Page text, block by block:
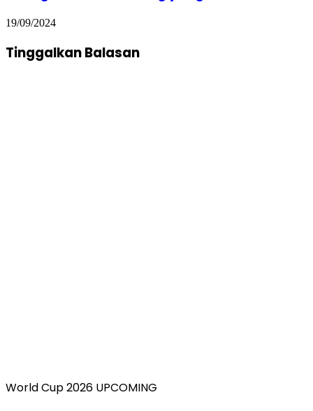
19/09/2024
Tinggalkan Balasan
World Cup 2026 UPCOMING